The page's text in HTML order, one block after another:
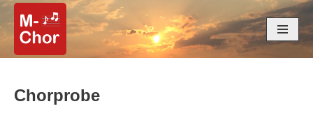
Zum
Inhalt
Chorprobe